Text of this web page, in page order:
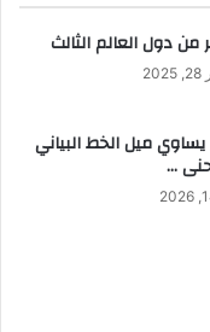
دول العالم الثالث
يساوي ميل الخط البياني
…